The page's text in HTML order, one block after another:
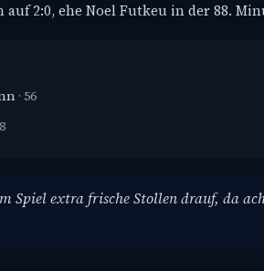
2:0, ehe Noel Futkeu in der 88.
· 56
Spiel extra frische Stollen drauf, da